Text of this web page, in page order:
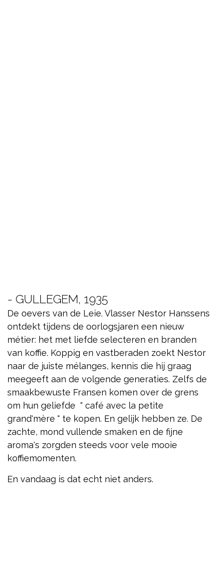
- GULLEGEM, 1935
De oevers van de Leie. Vlasser Nestor Hanssens
ontdekt tijdens de oorlogsjaren een nieuw
métier: het met liefde selecteren en branden
van koffie. Koppig en vastberaden zoekt Nestor
naar de juiste mélanges, kennis die hij graag
meegeeft aan de volgende generaties. Zelfs de
smaakbewuste Fransen komen over de grens
om hun geliefde " café avec la petite
grand'mère " te kopen. En gelijk hebben ze. De
zachte, mond vullende smaken en de fijne
aroma's zorgden steeds voor vele mooie
koffiemomenten.
En vandaag is dat echt niet anders.